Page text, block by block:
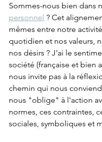
Sommes-nous bien dans
personnel ? Cet
mêmes entre notre
quotidien et nos valeurs,
nos désirs ? J'ai le
société (française et bien
nous invite pas à la
chemin qui nous
nous "oblige" à l'action
normes, ces contraintes,
sociales, symboliques et